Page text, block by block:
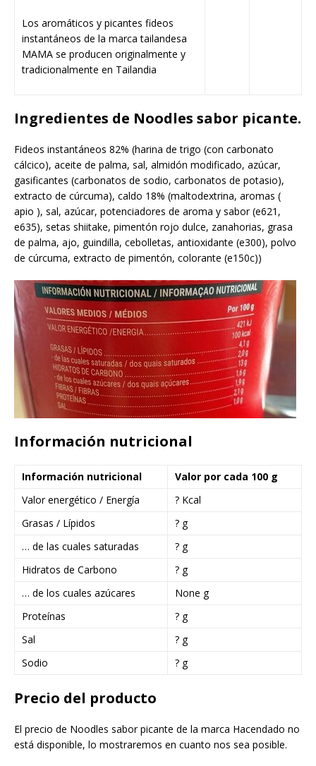
Los aromáticos y picantes fideos
instantáneos de la marca tailandesa
MAMA se producen originalmente y
tradicionalmente en Tailandia
Ingredientes de Noodles sabor picante.
Fideos instantáneos 82% (harina de trigo (con carbonato
cálcico), aceite de palma, sal, almidón modificado, azúcar,
gasificantes (carbonatos de sodio, carbonatos de potasio),
extracto de cúrcuma), caldo 18% (maltodextrina, aromas (
apio ), sal, azúcar, potenciadores de aroma y sabor (e621,
e635), setas shiitake, pimentón rojo dulce, zanahorias, grasa
de palma, ajo, guindilla, cebolletas, antioxidante (e300), polvo
de cúrcuma, extracto de pimentón, colorante (e150c))
Información nutricional
Información nutricional
Valor por cada 100 g
Valor energético / Energía
? Kcal
Grasas / Lípidos
? g
… de las cuales saturadas
? g
Hidratos de Carbono
? g
… de los cuales azúcares
None g
Proteínas
? g
Sal
? g
Sodio
? g
Precio del producto
El precio de Noodles sabor picante de la marca Hacendado no
está disponible, lo mostraremos en cuanto nos sea posible.